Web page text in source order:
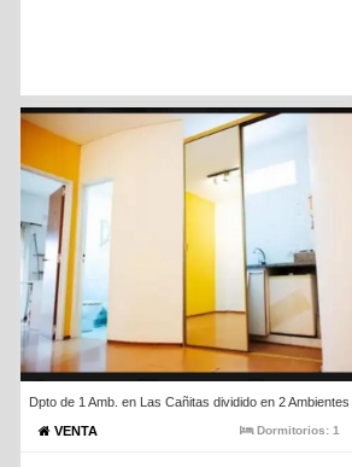
Dpto de 1 Amb. en Las Cañitas dividido en 2 Ambientes
VENTA
Dormitorios: 1